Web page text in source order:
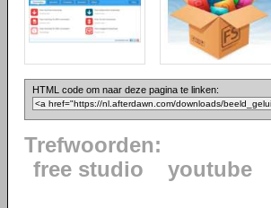
HTML code om naar deze pagina te linken:
Trefwoorden:
free studio
youtube